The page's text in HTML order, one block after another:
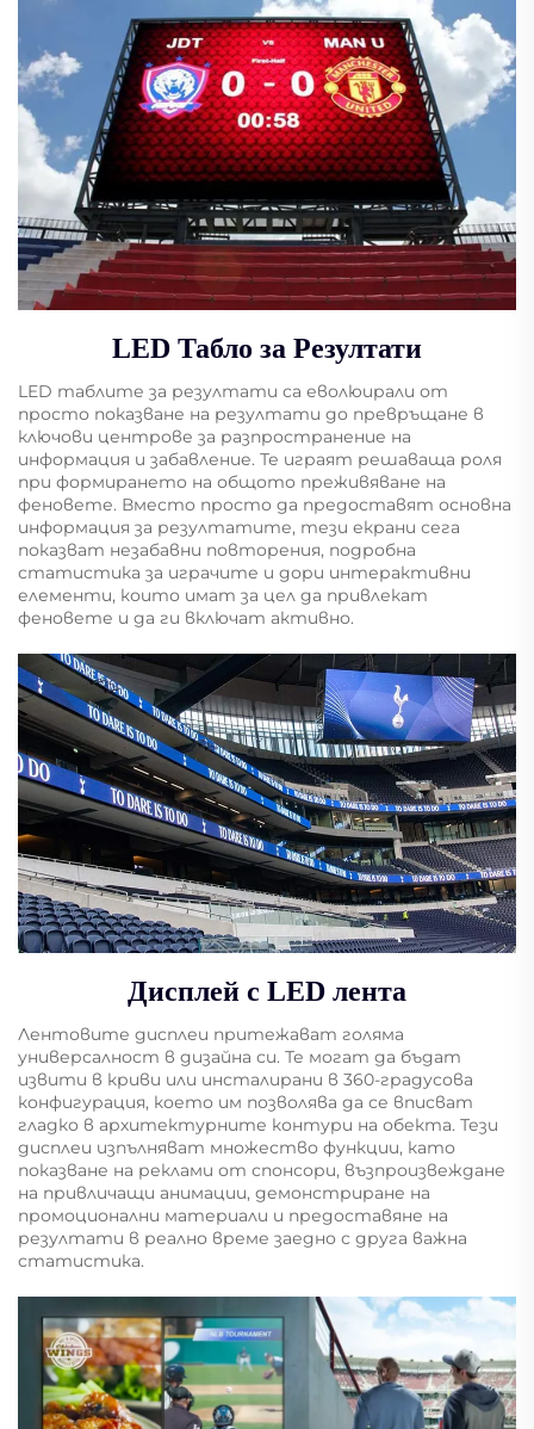
LED Табло за Резултати
LED таблите за резултати са еволюирали от
просто показване на резултати до превръщане в
ключови центрове за разпространение на
информация и забавление. Те играят решаваща роля
при формирането на общото преживяване на
феновете. Вместо просто да предоставят основна
информация за резултатите, тези екрани сега
показват незабавни повторения, подробна
статистика за играчите и дори интерактивни
елементи, които имат за цел да привлекат
феновете и да ги включат активно.
Дисплей с LED лента
Лентовите дисплеи притежават голяма
универсалност в дизайна си. Те могат да бъдат
извити в криви или инсталирани в 360-градусова
конфигурация, което им позволява да се вписват
гладко в архитектурните контури на обекта. Тези
дисплеи изпълняват множество функции, като
показване на реклами от спонсори, възпроизвеждане
на привличащи анимации, демонстриране на
промоционални материали и предоставяне на
резултати в реално време заедно с друга важна
статистика.